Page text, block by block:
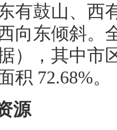
有鼓山、西
向东倾斜。
），其中市
积 72.68%。
源